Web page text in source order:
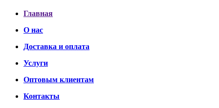
Главная
О нас
Доставка и оплата
Услуги
Оптовым клиентам
Контакты